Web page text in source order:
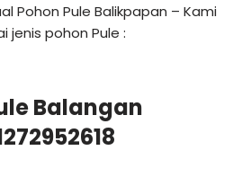
Pohon Pule Balikpapan – Kami
jenis pohon Pule :
Balangan